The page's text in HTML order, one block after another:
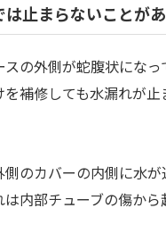
止まらないことが
の外側が蛇腹状になっ
補修しても水漏れが止
のカバーの内側に水
内部チューブの傷から